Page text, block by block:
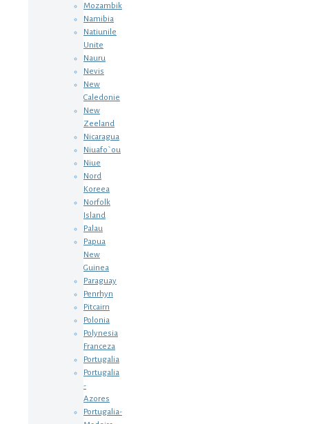
Mozambik
Namibia
Natiunile
Unite
Nauru
Nevis
New
Caledonie
New
Zeeland
Nicaragua
Niuafo`ou
Niue
Nord
Koreea
Norfolk
Island
Palau
Papua
New
Guinea
Paraguay
Penrhyn
Pitcairn
Polonia
Polynesia
Franceza
Portugalia
Portugalia
-
Azores
Portugalia-